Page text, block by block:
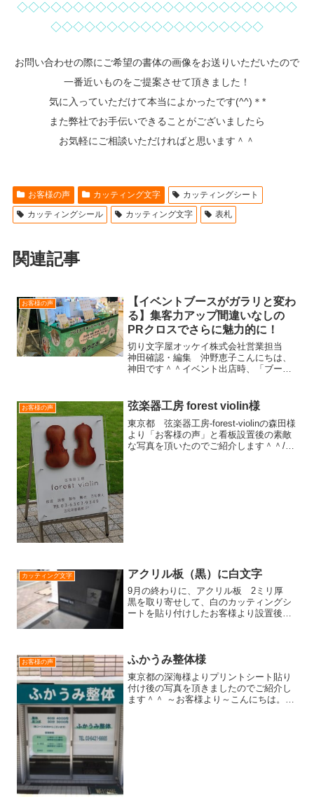
◇◇◇◇◇◇◇◇◇◇◇◇◇◇◇◇◇◇◇◇◇◇◇◇◇
◇◇◇◇◇◇◇◇◇◇◇◇◇◇◇◇◇◇◇
お問い合わせの際にご希望の書体の画像をお送りいただいたので
一番近いものをご提案させて頂きました！
気に入っていただけて本当によかったです(^^)＊*
また弊社でお手伝いできることがございましたら
お気軽にご相談いただければと思います＾＾
お客様の声 カッティング文字
カッティングシート
カッティングシール
カッティング文字 表札
関連記事
お客様の声
【イベントブースがガラリと変わ
る】集客力アップ間違いなしの
PRクロスでさらに魅力的に！
切り文字屋オッケイ株式会社営業担当
神田確認・編集 沖野恵子こんにちは、
神田です＾＾イベント出店時、「ブース
きる必須アイテム「PRクロス」をご存知
ですか？？お客様の目...
お客様の声 弦楽器工房 forest violin様
東京都 弦楽器工房-forest-violinの森田様
より「お客様の声」と看板設置後の素敵
な写真を頂いたのでご紹介します＾＾/
カッティング文字 アクリル板（黒）に白文字
9月の終わりに、アクリル板 2ミリ厚
黒を取り寄せして、白のカッティングシ
ートを貼り付けしたお客様より設置後の
のビルの表示看板で、...
お客様の声 ふかうみ整体様
東京都の深海様よりプリントシート貼り
付け後の写真を頂きましたのでご紹介し
ます＾＾ ～お客様より～こんにちは。